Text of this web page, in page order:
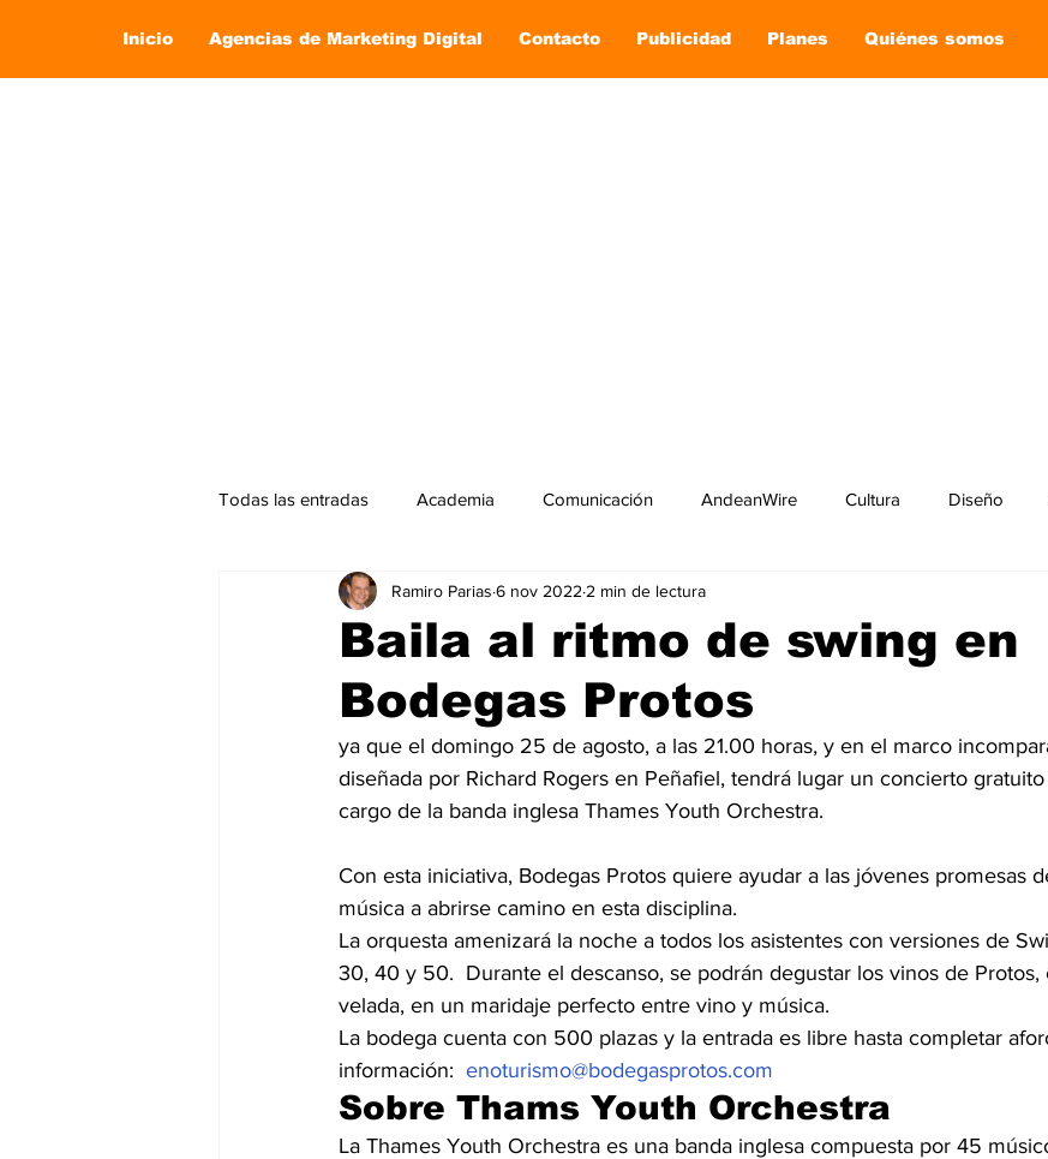
Inicio Agencias de Marketing Digital Contacto Publicidad Planes Quiénes somos
Todas las entradas Academia Comunicación AndeanWire Cultura Diseño
Marketing Marketing Digital Negocios Películas
Social Media Marketing Turismo On line Tecnología
Dispositivos Eventos e-commerce Logística Perfiles Felicidad
Sostenibilidad salud
Baila al ritmo de swing en
Bodegas Protos
Ramiro Parias 6 nov 2022 2 min de lectura
ya que el domingo 25 de agosto, a las 21.00 horas, y en el marco
diseñada por Richard Rogers en Peñafiel, tendrá lugar un concierto
cargo de la banda inglesa Thames Youth Orchestra.
Con esta iniciativa, Bodegas Protos quiere ayudar a las jóvenes promesas
música a abrirse camino en esta disciplina.
La orquesta amenizará la noche a todos los asistentes con versiones de
30, 40 y 50.  Durante el descanso, se podrán degustar los vinos de
velada, en un maridaje perfecto entre vino y música.
La bodega cuenta con 500 plazas y la entrada es libre hasta completar
información: enoturismo@bodegasprotos.com
Sobre Thams Youth Orchestra
La Thames Youth Orchestra es una banda inglesa compuesta por 45